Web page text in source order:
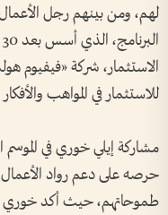
لهم، ومن بينهم رجل
الاستثمار، شركة «فيفيوم
للاستثمار في المواهب
مشاركة إيلي خوري في
حرصه على دعم رواد الأعمال
طموحاتهم، حيث أكد خوري